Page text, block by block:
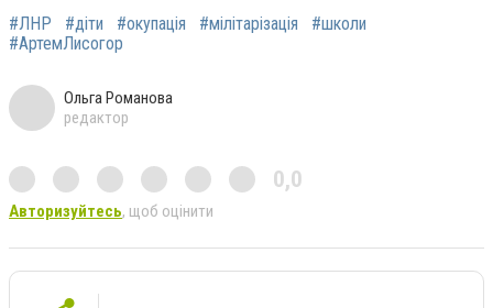
#ЛНР #діти #окупація #мілітарізація
#школи
#АртемЛисогор
Ольга Романова
редактор
0,0
Авторизуйтесь, щоб оцінити